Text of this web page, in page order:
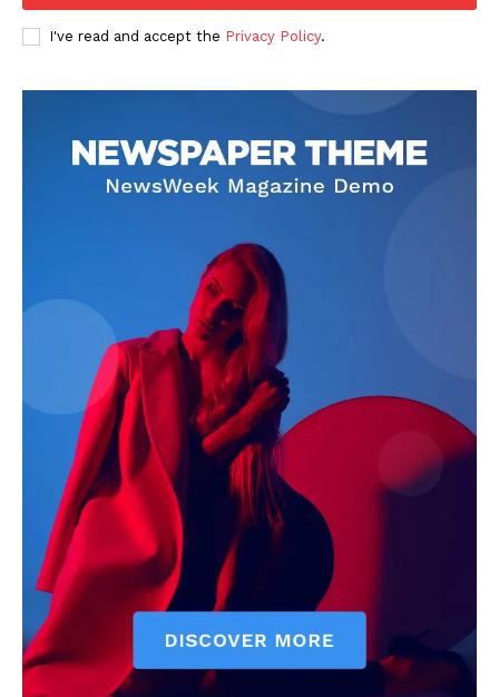
I've read and accept the Privacy Policy.